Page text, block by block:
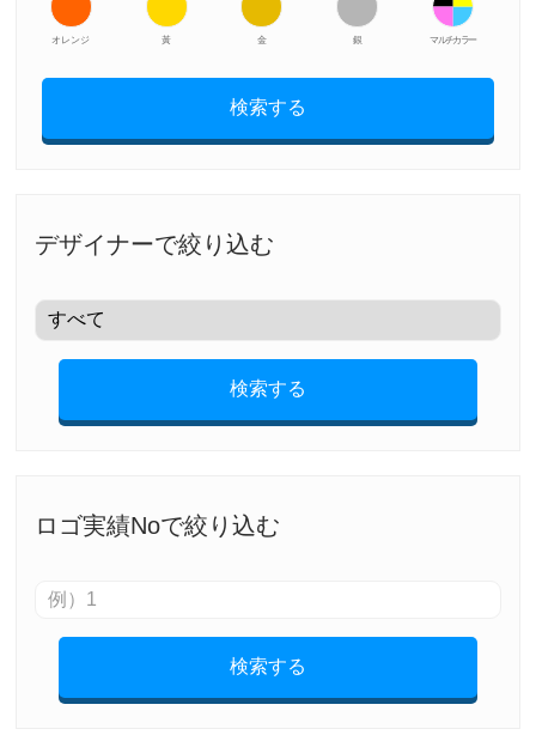
オレンジ 黃 金 銀 マルチカラー
検索する
デザイナーで絞り込む
検索する
ロゴ実績Noで絞り込む
検索する